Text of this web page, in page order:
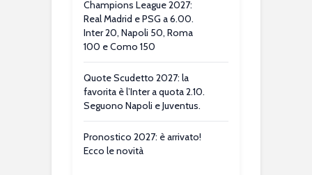
Champions League 2027:
Real Madrid e PSG a 6.00.
Inter 20, Napoli 50, Roma
100 e Como 150
Quote Scudetto 2027: la
favorita è l’Inter a quota 2.10.
Seguono Napoli e Juventus.
Pronostico 2027: è arrivato!
Ecco le novità